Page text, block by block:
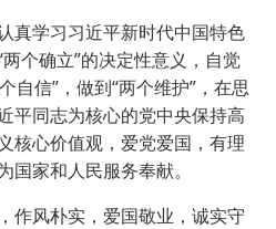
真学习习近平新时代中国特色
个确立”的决定性意义，自觉
自信”，做到“两个维护”，在思
平同志为核心的党中央保持高
核心价值观，爱党爱国，有理
家和人民服务奉献。
作风朴实，爱国敬业，诚实守